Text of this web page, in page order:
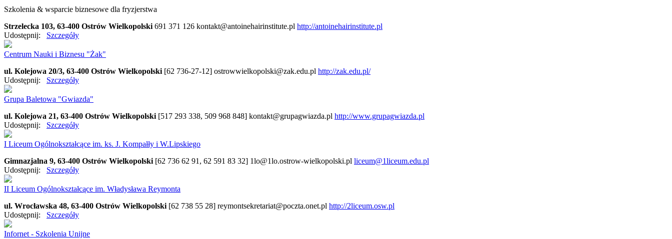
Szkolenia & wsparcie biznesowe dla fryzjerstwa
Strzelecka 103, 63-400 Ostrów Wielkopolski 691 371 126 kontakt@antoinehairinstitute.pl http://antoinehairinstitute.pl
Udostępnij: Szczegóły
Centrum Nauki i Biznesu "Żak"
ul. Kolejowa 20/3, 63-400 Ostrów Wielkopolski [62 736-27-12] ostrowwielkopolski@zak.edu.pl http://zak.edu.pl/
Udostępnij: Szczegóły
Grupa Baletowa "Gwiazda"
ul. Kolejowa 21, 63-400 Ostrów Wielkopolski [517 293 338, 509 968 848] kontakt@grupagwiazda.pl http://www.grupagwiazda.pl
Udostępnij: Szczegóły
I Liceum Ogólnokształcące im. ks. J. Kompałły i W.Lipskiego
Gimnazjalna 9, 63-400 Ostrów Wielkopolski [62 736 62 91, 62 591 83 32] 1lo@1lo.ostrow-wielkopolski.pl liceum@1liceum.edu.pl
Udostępnij: Szczegóły
II Liceum Ogólnokształcące im. Władysława Reymonta
ul. Wrocławska 48, 63-400 Ostrów Wielkopolski [62 738 55 28] reymontsekretariat@poczta.onet.pl http://2liceum.osw.pl
Udostępnij: Szczegóły
Infornet - Szkolenia Unijne